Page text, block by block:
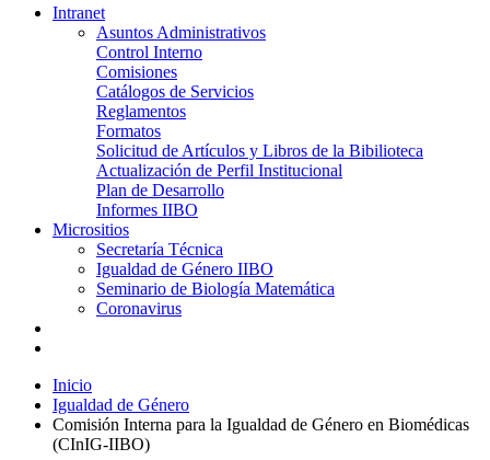
Intranet
Asuntos Administrativos
Control Interno
Comisiones
Catálogos de Servicios
Reglamentos
Formatos
Solicitud de Artículos y Libros de la Bibilioteca
Actualización de Perfil Institucional
Plan de Desarrollo
Informes IIBO
Micrositios
Secretaría Técnica
Igualdad de Género IIBO
Seminario de Biología Matemática
Coronavirus
Inicio
Igualdad de Género
Comisión Interna para la Igualdad de Género en Biomédicas
(CInIG-IIBO)